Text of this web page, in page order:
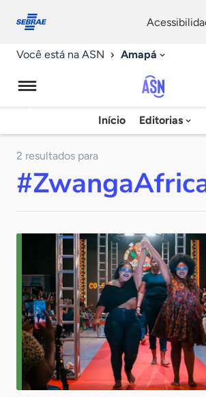
conosco
Você está na ASN Amapá
Início Editorias
2 resultados para